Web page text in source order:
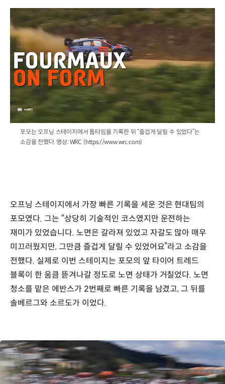
포모는 오프닝 스테이지에서 톱타임을 기록한 뒤 “즐겁게 달릴 수 있었다”는
소감을 전했다. 영상: WRC (https://www.wrc.com)
오프닝 스테이지에서 가장 빠른 기록을 세운 것은 현대팀의
포모였다. 그는 “상당히 기술적인 코스였지만 운전하는
재미가 있었습니다. 노면은 갈라져 있었고 자갈도 많아 매우
미끄러웠지만, 그만큼 즐겁게 달릴 수 있었어요”라고 소감을
전했다. 실제로 이번 스테이지는 포모의 앞 타이어 트레드
블록이 한 움큼 뜯겨나갈 정도로 노면 상태가 거칠었다. 노면
청소를 맡은 에반스가 2번째로 빠른 기록을 남겼고, 그 뒤를
솔베르그와 소르도가 이었다.